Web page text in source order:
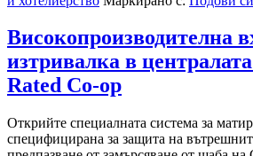
Високопроизводителна
изтривалка в
Rated Co-op
Открийте специалната система за
специфицирана за защита на